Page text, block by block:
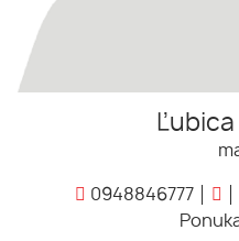
0948846777